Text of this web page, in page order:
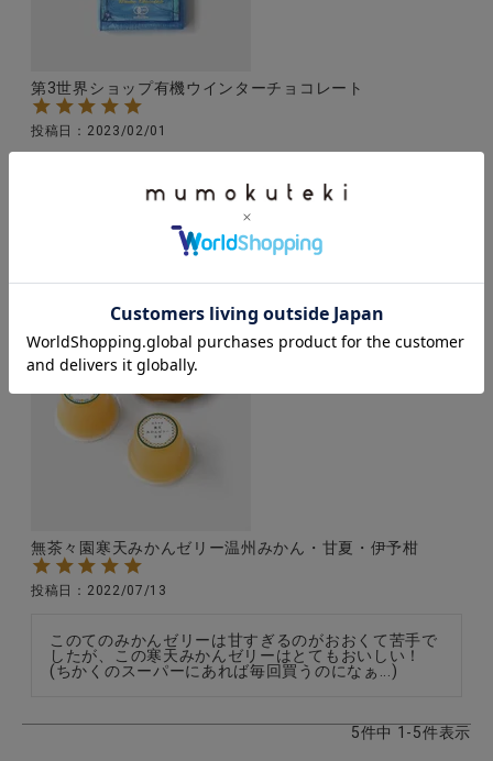
第3世界ショップ有機ウインターチョコレート
投稿日 2023/02/01
スパイシーでとてもおいしかったです。毎日少しずつ
食べました。
無茶々園寒天みかんゼリー温州みかん・甘夏・伊予柑
投稿日 2022/07/13
このてのみかんゼリーは甘すぎるのがおおくて苦手で
したが、この寒天みかんゼリーはとてもおいしい！
(ちかくのスーパーにあれば毎回買うのになぁ...)
5件中 1 -5件表示